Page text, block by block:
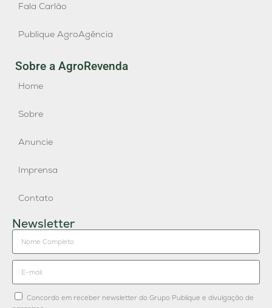
Fala Carlão
Publique AgroAgência
Sobre a AgroRevenda
Home
Sobre
Anuncie
Imprensa
Contato
Newsletter
Concordo em receber newsletter do Grupo Publique e divulgação de